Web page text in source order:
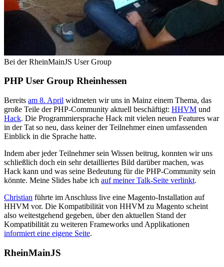
Bei der RheinMainJS User Group
PHP User Group Rheinhessen
Bereits am 8. April widmeten wir uns in Mainz einem Thema, das
große Teile der PHP-Community aktuell beschäftigt: HHVM und
Hack. Die Programmiersprache Hack mit vielen neuen Features war
in der Tat so neu, dass keiner der Teilnehmer einen umfassenden
Einblick in die Sprache hatte.
Indem aber jeder Teilnehmer sein Wissen beitrug, konnten wir uns
schließlich doch ein sehr detailliertes Bild darüber machen, was
Hack kann und was seine Bedeutung für die PHP-Community sein
könnte. Meine Slides habe ich auf meiner Talk-Seite verlinkt.
Christian führte im Anschluss live eine Magento-Installation auf
HHVM vor. Die Kompatibilität von HHVM zu Magento scheint
also weitestgehend gegeben, über den aktuellen Stand der
Kompatibilität zu weiteren Frameworks und Applikationen
informiert eine eigene Seite.
RheinMainJS